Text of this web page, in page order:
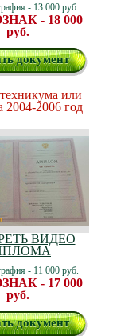
- 13 000 руб.
- 18 000
руб.
документ
или
2004-2006 год
ВИДЕО
- 11 000 руб.
- 17 000
руб.
документ